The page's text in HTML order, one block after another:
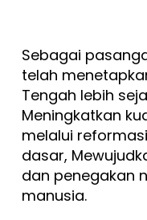
n
Sebagai
telah
Tengah lebih
Meningkatkan
melalui
dasar,
dan penegakan
manusia.